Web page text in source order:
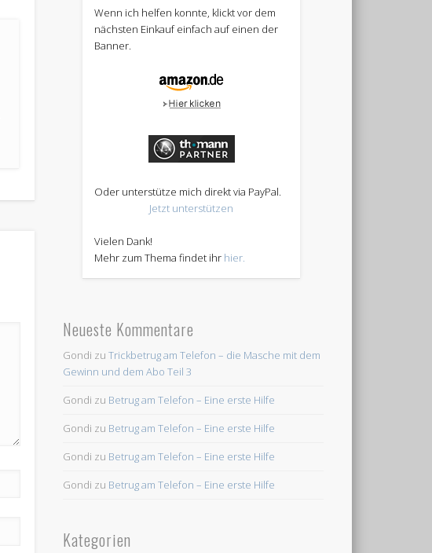
Wenn ich helfen konnte, klickt vor dem
nächsten Einkauf einfach auf einen der
Banner.
Oder unterstütze mich direkt via PayPal.
Jetzt unterstützen
Vielen Dank!
Mehr zum Thema findet ihr hier.
Neueste Kommentare
Gondi zuTrickbetrug am Telefon – die Masche mit dem
Gewinn und dem Abo Teil 3
Gondi zu Betrug am Telefon – Eine erste Hilfe
Gondi zu Betrug am Telefon – Eine erste Hilfe
Gondi zu Betrug am Telefon – Eine erste Hilfe
Gondi zu Betrug am Telefon – Eine erste Hilfe
Kategorien